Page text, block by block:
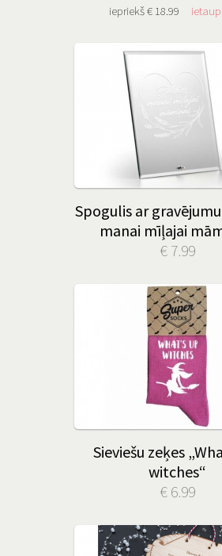
iepriekš € 18.99
Spogulis ar
manai mīļajai
€ 7.99
Sieviešu zeķes
witches“
€ 6.99